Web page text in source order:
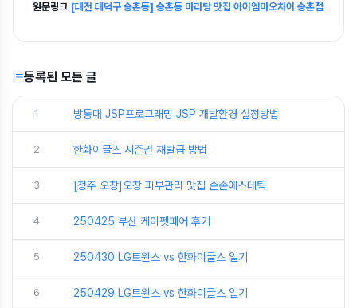
원문링크 [대전 대덕구 송촌동] 송촌동 마라탕 맛집 아이엠마오차이 송촌점
등록된 모든 글
1 방통대 JSP프로그래밍 JSP 개발환경 설정방법
2 한화이글스 시즌권 재발급 방법
3 [청주 오창]오창 피부관리 맛집 손손에스테틱
4 250425 부산 케이펫페어 후기
5 250430 LG트윈스 vs 한화이글스 일기
6 250429 LG트윈스 vs 한화이글스 일기